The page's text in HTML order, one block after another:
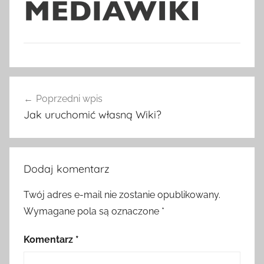
wpisu
Poprzedni wpis
Jak uruchomić własną Wiki?
Dodaj komentarz
Twój adres e-mail nie zostanie opublikowany.
Wymagane pola są oznaczone *
Komentarz *